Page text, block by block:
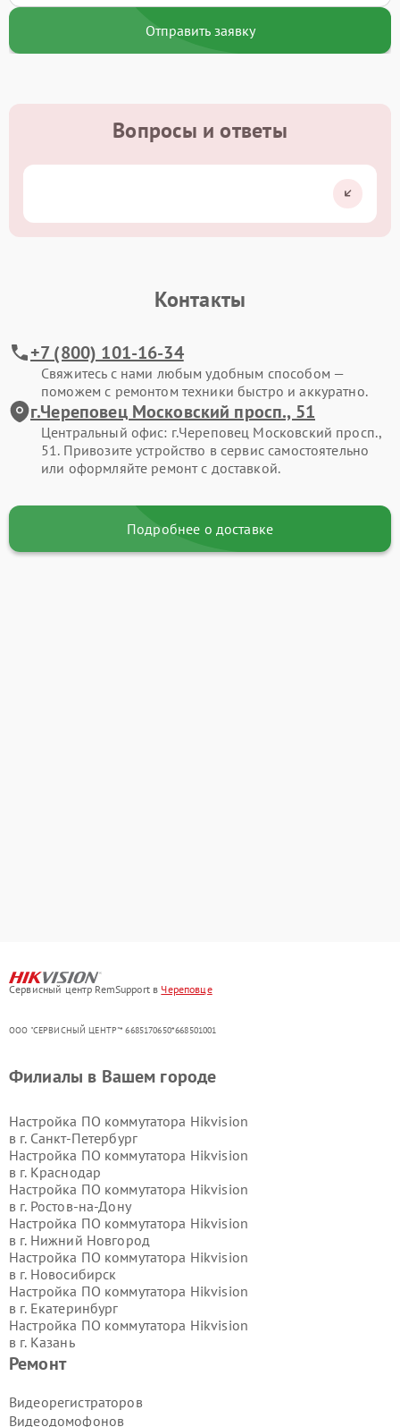
Отправить заявку
Вопросы и ответы
Контакты
+7 (800) 101-16-34
Свяжитесь с нами любым удобным способом —
поможем с ремонтом техники быстро и аккуратно.
г.Череповец Московский просп., 51
Центральный офис: г.Череповец Московский просп.,
51. Привозите устройство в сервис самостоятельно
или оформляйте ремонт с доставкой.
Подробнее о доставке
Сервисный центр RemSupport в Череповце
ООО "СЕРВИСНЫЙ ЦЕНТР"* 6685170650*668501001
Ремонт
Видеорегистраторов
Видеодомофонов
Филиалы в Вашем городе
Настройка ПО коммутатора Hikvision
в г. Санкт-Петербург
Настройка ПО коммутатора Hikvision
в г. Краснодар
Настройка ПО коммутатора Hikvision
в г. Ростов-на-Дону
Настройка ПО коммутатора Hikvision
в г. Нижний Новгород
Настройка ПО коммутатора Hikvision
в г. Новосибирск
Настройка ПО коммутатора Hikvision
в г. Екатеринбург
Настройка ПО коммутатора Hikvision
в г. Казань
Настройка ПО коммутатора Hikvision
Настройка ПО коммутатора Hikvision
в г.Волгоград